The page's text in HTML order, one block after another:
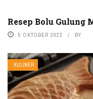
Resep Bolu Gulung
5 OKTOBER 2022 BY
KULINER